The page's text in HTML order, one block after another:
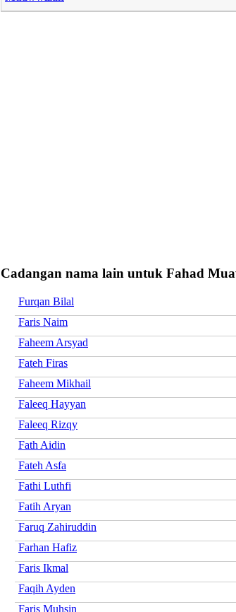
Cadangan nama lain untuk Fahad
Furqan Bilal
Faris Naim
Faheem Arsyad
Fateh Firas
Faheem Mikhail
Faleeq Hayyan
Faleeq Rizqy
Fath Aidin
Fateh Asfa
Fathi Luthfi
Fatih Aryan
Faruq Zahiruddin
Farhan Hafiz
Faris Ikmal
Faqih Ayden
Faris Muhsin